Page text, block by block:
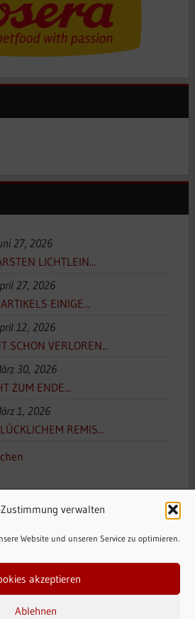
verwalten
Website und unseren Service zu optimieren.
akzeptieren
Ablehnen
27, 2026
LICHTLEIN...
27, 2026
EINIGE...
12, 2026
SCHON VERLOREN...
30, 2026
ZUM ENDE...
1, 2026
REMIS...